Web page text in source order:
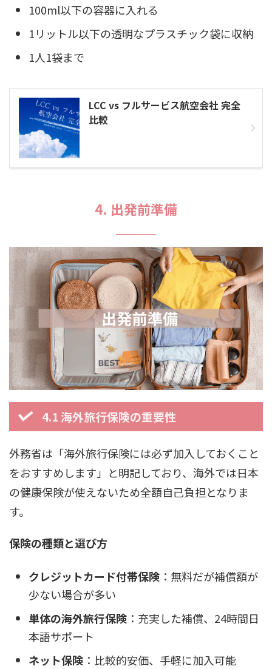
100ml以下の容器に入れる
1リットル以下の透明なプラスチック袋に収納
1人1袋まで
LCC vs フルサービス航空会社 完全
比較
4. 出発前準備
4.1 海外旅行保険の重要性
外務省は「海外旅行保険には必ず加入しておくこと
をおすすめします」と明記しており、海外では日本
の健康保険が使えないため全額自己負担となりま
す。
保険の種類と選び方
クレジットカード付帯保険 ：無料だが補償額が
少ない場合が多い
単体の海外旅行保険 ：充実した補償、24時間日
本語サポート
ネット保険 ：比較的安価、手軽に加入可能